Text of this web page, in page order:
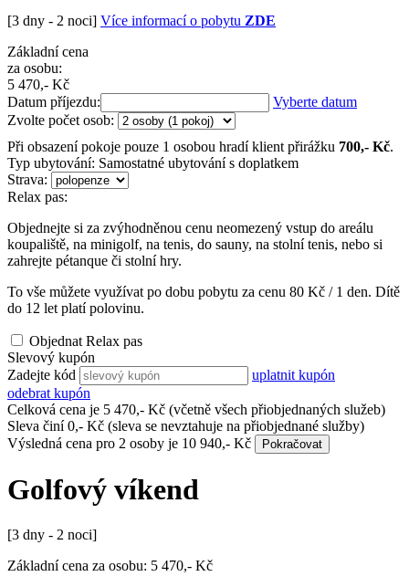
[3 dny - 2 noci] Více informací o pobytu ZDE
Základní cena
za osobu:
5 470,- Kč
Datum příjezdu:
Vyberte datum
Zvolte počet osob:
Při obsazení pokoje pouze 1 osobou hradí klient přirážku 700,- Kč.
Typ ubytování: Samostatné ubytování s doplatkem
Strava:
Relax pas:
Objednejte si za zvýhodněnou cenu neomezený vstup do areálu
koupaliště, na minigolf, na tenis, do sauny, na stolní tenis, nebo si
zahrejte pétanque či stolní hry.
To vše můžete využívat po dobu pobytu za cenu 80 Kč / 1 den. Dítě
do 12 let platí polovinu.
Objednat Relax pas
Slevový kupón
Zadejte kód
uplatnit kupón
odebrat kupón
Celková cena je 5 470,- Kč (včetně všech přiobjednaných služeb)
Sleva činí0,- Kč (sleva se nevztahuje na přiobjednané služby)
Výsledná cena pro 2 osoby je 10 940,- Kč Pokračovat
Golfový víkend
[3 dny - 2 noci]
Základní cena za osobu: 5 470,- Kč